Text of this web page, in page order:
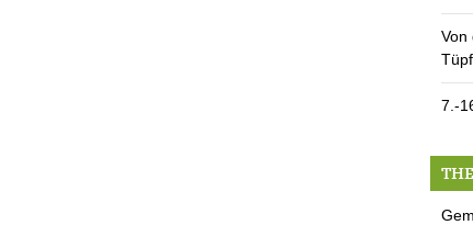
Von
7.-